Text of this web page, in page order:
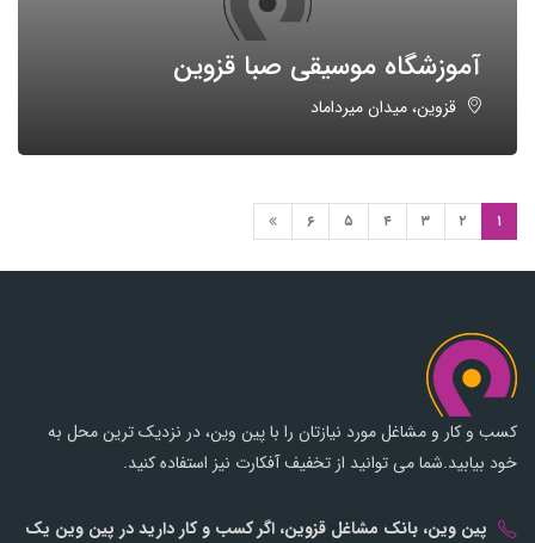
آموزشگاه موسیقی صبا قزوین
قزوین، میدان میرداماد
۱ ۲ ۳ ۴ ۵ ۶
کسب و کار و مشاغل مورد نیازتان را با پین وین، در نزدیک ترین محل به
خود بیابید.شما می توانید از تخفیف آفکارت نیز استفاده کنید.
پین وین، بانک مشاغل قزوین، اگر کسب و کار دارید در پین وین یک